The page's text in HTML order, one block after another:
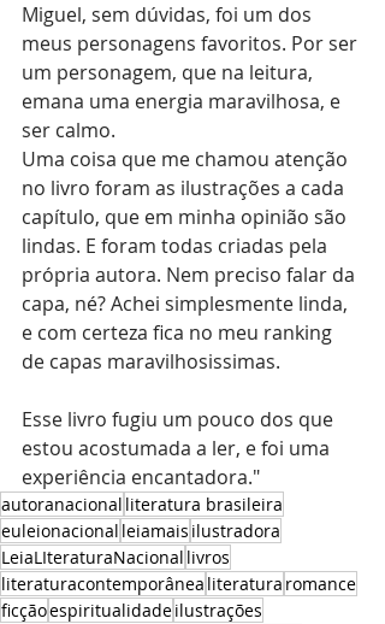
Miguel, sem dúvidas, foi um dos
meus personagens favoritos. Por ser
um personagem, que na leitura,
emana uma energia maravilhosa, e
ser calmo.
Uma coisa que me chamou atenção
no livro foram as ilustrações a cada
capítulo, que em minha opinião são
lindas. E foram todas criadas pela
própria autora. Nem preciso falar da
capa, né? Achei simplesmente linda,
e com certeza fica no meu ranking
de capas maravilhosissimas.
Esse livro fugiu um pouco dos que
estou acostumada a ler, e foi uma
experiência encantadora."
autoranacional literatura brasileira
euleionacional leiamais ilustradora
LeiaLIteraturaNacional livros
literaturacontemporânea literatura romance
ficçãoespiritualidadeilustrações